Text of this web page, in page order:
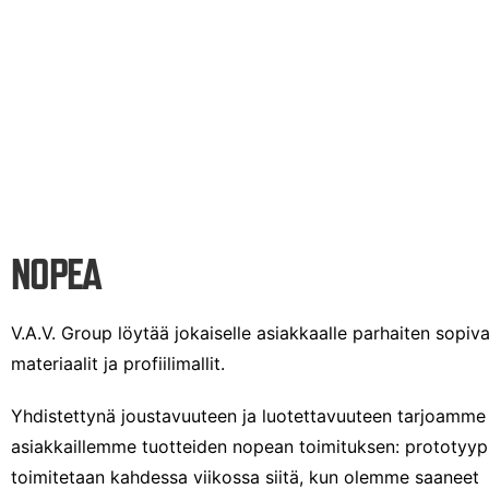
NOPEA
V.A.V. Group löytää jokaiselle asiakkaalle parhaiten
materiaalit ja profiilimallit.
Yhdistettynä joustavuuteen ja luotettavuuteen tarjoamme
asiakkaillemme tuotteiden nopean toimituksen:
toimitetaan kahdessa viikossa siitä, kun olemme saaneet